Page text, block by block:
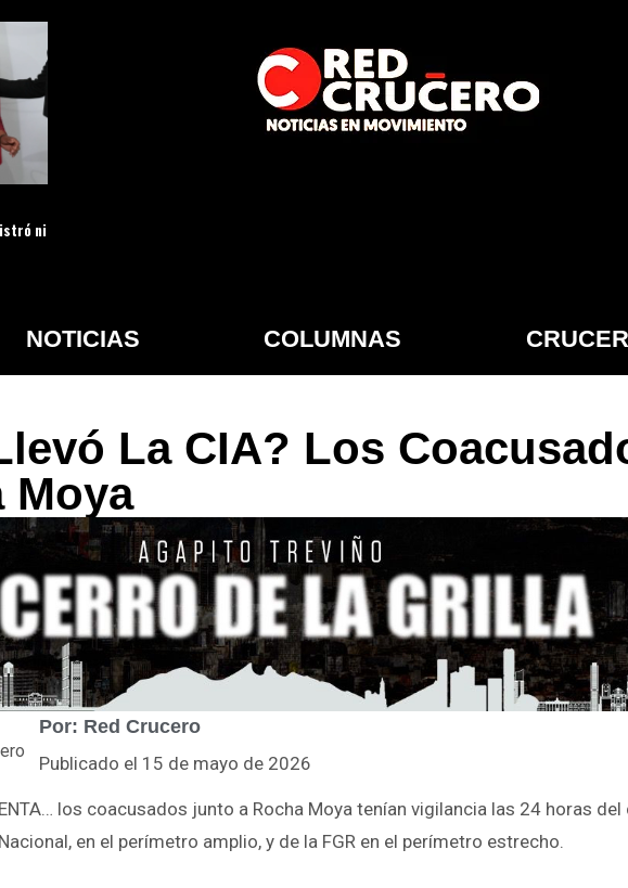
ni
NOTICIAS COLUMNAS
La CIA? Los
Moya
Por: Red Crucero
Publicado el 15 de mayo de 2026
los coacusados junto a Rocha Moya tenían vigilancia las 24 horas del
en el perímetro amplio, y de la FGR en el perímetro estrecho.